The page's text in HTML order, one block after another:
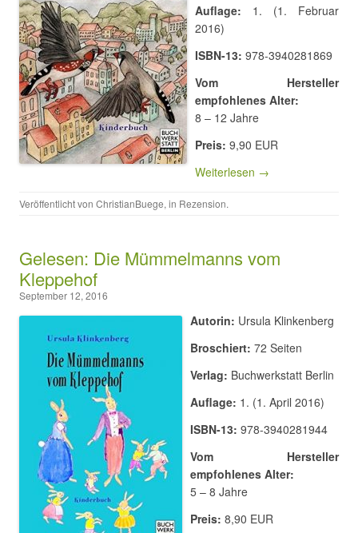
Auflage: 1. (1. Februar
2016)
ISBN-13: 978-3940281869
Vom Hersteller
empfohlenes Alter:
8 – 12 Jahre
Preis: 9,90 EUR
Weiterlesen →
Veröffentlicht von ChristianBuege, in Rezension.
Gelesen: Die Mümmelmanns vom
Kleppehof
September 12, 2016
Autorin: Ursula Klinkenberg
Broschiert: 72 Seiten
Verlag: Buchwerkstatt Berlin
Auflage: 1. (1. April 2016)
ISBN-13: 978-3940281944
Vom Hersteller
empfohlenes Alter:
5 – 8 Jahre
Preis: 8,90 EUR